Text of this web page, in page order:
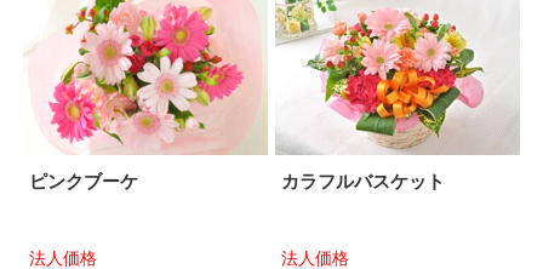
ピンクブーケ
法人価格
カラフルバスケット
法人価格